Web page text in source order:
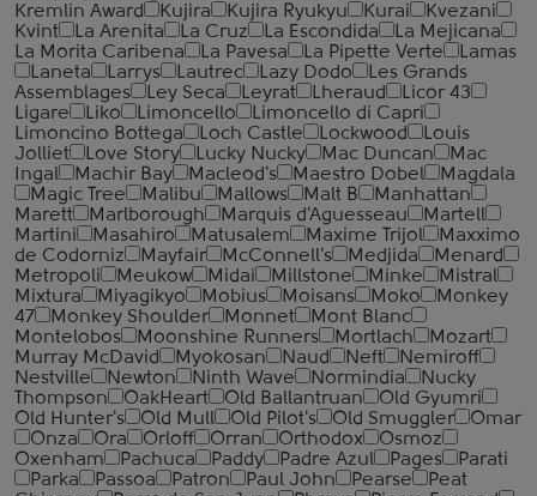
Kremlin Award
Kujira Kujira Ryukyu Kurai
Kvezani
Kvint
La Arenita La Cruz La Escondida
La Mejicana
La Morita Caribena
La Pavesa La Pipette Verte
Lamas
Laneta
Larrys Lautrec Lazy Dodo
Les Grands
Assemblages
Ley Seca Leyrat Lheraud
Licor 43
Ligare
Liko Limoncello
Limoncello di Capri
Limoncino Bottega
Loch Castle Lockwood
Louis
Jolliet
Love Story Lucky Nucky Mac Duncan
Mac
Ingal
Machir Bay Macleod's Maestro Dobel
Magdala
Magic Tree
Malibu Mallows Malt B
Manhattan
Marett
Marlborough Marquis d'Aguesseau
Martell
Martini
Masahiro Matusalem Maxime Trijol
Maxximo
de Codorniz
Mayfair McConnell's Medjida
Menard
Metropoli
Meukow Midai Millstone Minke
Mistral
Mixtura
Miyagikyo Mobius Moisans Moko
Monkey
47
Monkey Shoulder Monnet
Mont Blanc
Montelobos
Moonshine Runners Mortlach
Mozart
Murray McDavid
Myokosan Naud Neft
Nemiroff
Nestville
Newton Ninth Wave Normindia
Nucky
Thompson
OakHeart Old Ballantruan
Old Gyumri
Old Hunter's
Old Mull Old Pilot's Old Smuggler
Omar
Onza
Ora Orloff Orran Orthodox
Osmoz
Oxenham
Pachuca Paddy Padre Azul Pages
Parati
Parka
Passoa Patron Paul John Pearse
Peat